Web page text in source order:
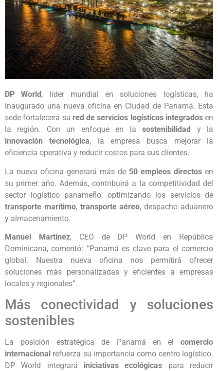
DP World , líder mundial en soluciones logísticas, ha
inaugurado una nueva oficina en Ciudad de Panamá. Esta
sede fortalecerá su red de servicios logísticos integradosen
la región. Con un enfoque en lasostenibilidad
y la
innovación tecnológica, la empresa busca mejorar la
eficiencia operativa y reducir costos para sus clientes.
La nueva oficina generará más de 50 empleos directos en
su primer año. Además, contribuirá a la competitividad del
sector logístico panameño, optimizando los servicios de
transporte marítimo, transporte aéreo, despacho aduanero
y almacenamiento.
Manuel Martínez, CEO de DP World en República
Dominicana, comentó: “Panamá es clave para el comercio
global. Nuestra nueva oficina nos permitirá ofrecer
soluciones más personalizadas y eficientes a empresas
locales y regionales”.
Más conectividad y soluciones
sostenibles
La posición estratégica de Panamá en el comercio
internacional refuerza su importancia como centro logístico.
DP World integrará iniciativas ecológicas para reducir